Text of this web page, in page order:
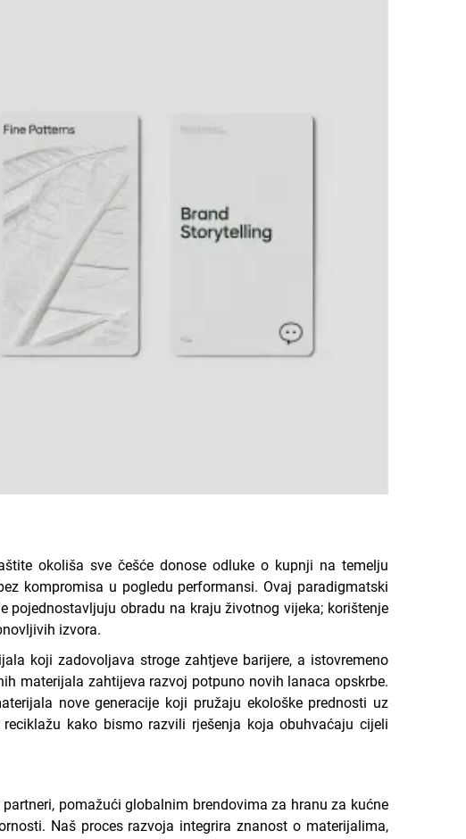
okoliša sve češće donose odluke o kupnji na temelju
kompromisa u pogledu performansi. Ovaj paradigmatski
obradu na kraju životnog vijeka; korištenje
izvora.
koji zadovoljava stroge zahtjeve barijere, a istovremeno
materijala zahtijeva razvoj potpuno novih lanaca opskrbe.
nove generacije koji pružaju ekološke prednosti uz
kako bismo razvili rješenja koja obuhvaćaju cijeli
pomažući globalnim brendovima za hranu za kućne
Naš proces razvoja integrira znanost o materijalima,